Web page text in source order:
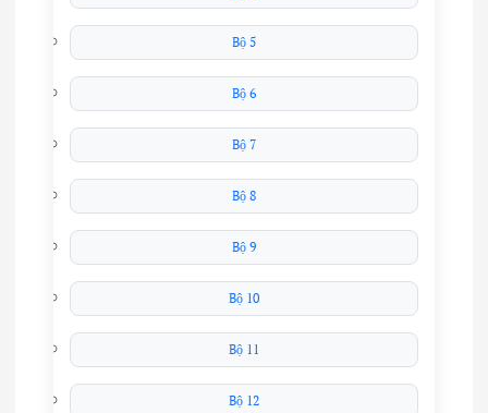
Bộ 5
Bộ 6
Bộ 7
Bộ 8
Bộ 9
Bộ 10
Bộ 11
Bộ 12